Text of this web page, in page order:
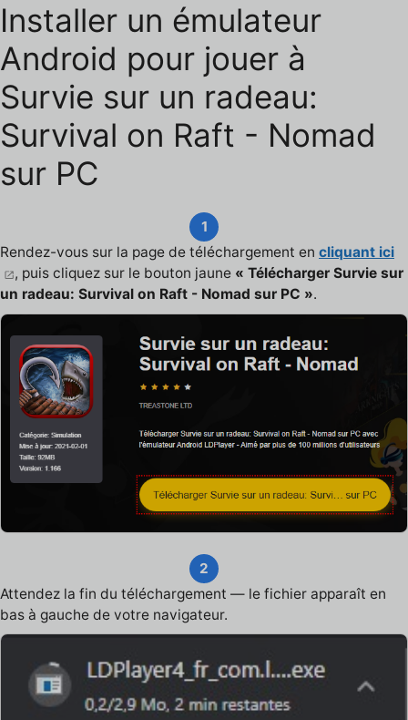
Installer un émulateur
Android pour jouer à
Survie sur un radeau:
Survival on Raft - Nomad
sur PC
1
Rendez-vous sur la page de téléchargement en cliquant ici
, puis cliquez sur le bouton jaune « Télécharger Survie sur
un radeau: Survival on Raft - Nomad sur PC ».
2
Attendez la fin du téléchargement — le fichier apparaît en
bas à gauche de votre navigateur.